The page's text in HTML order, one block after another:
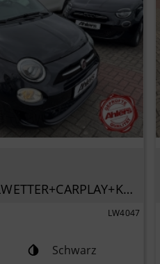
RockStar+NAVI+ALLWETTER+CARPLAY+KLIMAAUTO+PDC+TFT+
LW4047
Schwarz